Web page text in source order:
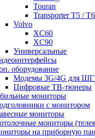
Touran
Transporter T5 / T6
Volvo
XC60
XC90
Универсальные
оборудование
Модемы 3G/4G для
Цифровые ТВ-тюнеры
мониторы
с монитором
мониторы
мониторы
на приборную